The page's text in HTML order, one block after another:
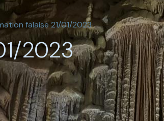
falaise 21/01/2023
2023